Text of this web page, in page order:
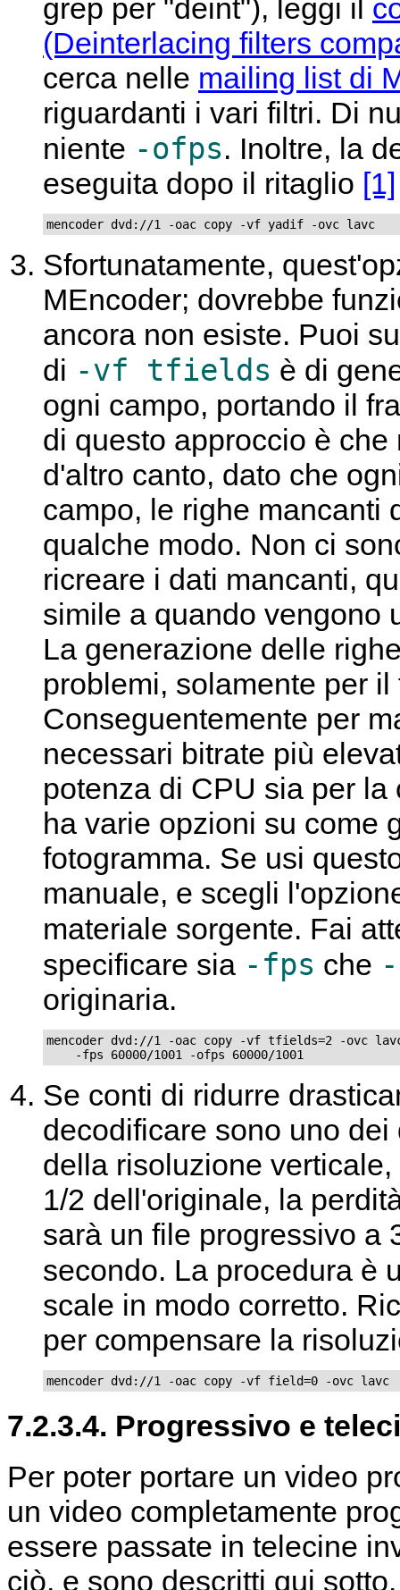
grep per "deint"), leggi il
(Deinterlacing filters
cerca nelle mailing list di
riguardanti i vari filtri. Di
niente -ofps. Inoltre, la
eseguita dopo il ritaglio [1]
mencoder dvd://1 -oac copy -vf yadif -ovc lavc
Sfortunatamente,
MEncoder; dovrebbe
ancora non esiste. Puoi
di -vf tfields è di
ogni campo, portando il
di questo approccio è
d'altro canto, dato che
campo, le righe mancanti
qualche modo. Non ci
ricreare i dati mancanti,
simile a quando vengono
La generazione delle
problemi, solamente per
Conseguentemente per
necessari bitrate più
potenza di CPU sia per
ha varie opzioni su come
fotogramma. Se usi
manuale, e scegli
materiale sorgente. Fai
specificare sia -fps che
originaria.
mencoder dvd://1 -oac copy -vf tfields=2 -ovc
    -fps 60000/1001 -ofps 60000/1001
Se conti di ridurre
decodificare sono uno
della risoluzione
1/2 dell'originale, la
sarà un file progressivo a
secondo. La procedura è
scale in modo corretto.
per compensare la
mencoder dvd://1 -oac copy -vf field=0 -ovc lavc
7.2.3.4. Progressivo e
Per poter portare un video
un video completamente
essere passate in telecine
ciò, e sono descritti qui